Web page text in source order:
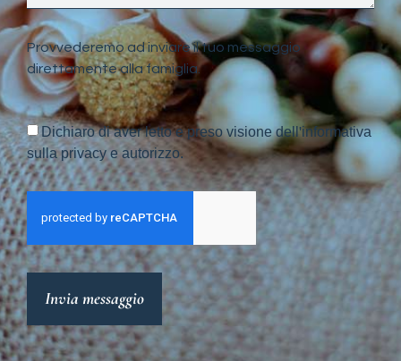
Provvederemo ad inviare il tuo messaggio
direttamente alla famiglia.
Dichiaro di aver letto e preso visione dell'informativa
sulla privacy e autorizzo.
Invia messaggio